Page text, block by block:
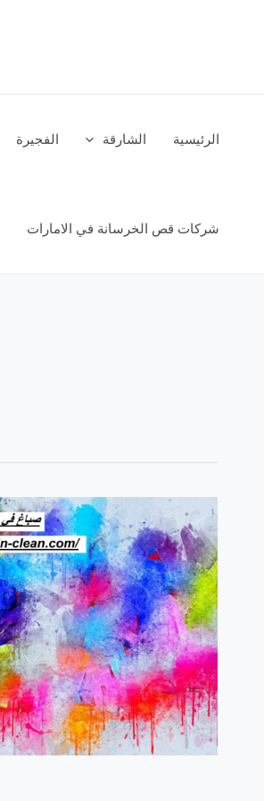
الرئيسية الشارقة الفجيرة
شركات قص الخرسانة في الامارات